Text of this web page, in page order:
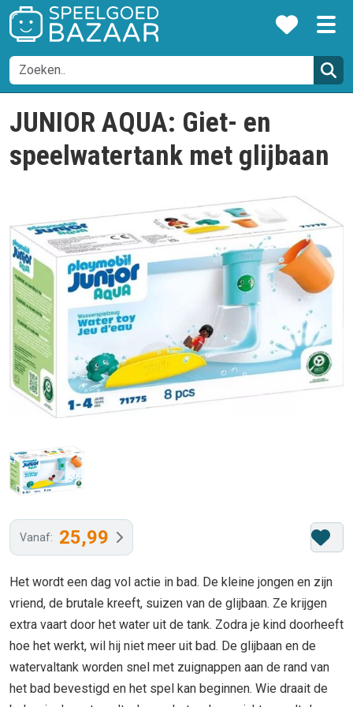
JUNIOR AQUA: Giet- en
speelwatertank met glijbaan
Vanaf: 25,99
Het wordt een dag vol actie in bad. De kleine jongen en zijn
vriend, de brutale kreeft, suizen van de glijbaan. Ze krijgen
extra vaart door het water uit de tank. Zodra je kind doorheeft
hoe het werkt, wil hij niet meer uit bad. De glijbaan en de
watervaltank worden snel met zuignappen aan de rand van
het bad bevestigd en het spel kan beginnen. Wie draait de